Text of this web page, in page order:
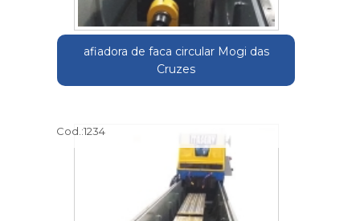
afiadora de faca circular Mogi das
Cruzes
Cod.:1234